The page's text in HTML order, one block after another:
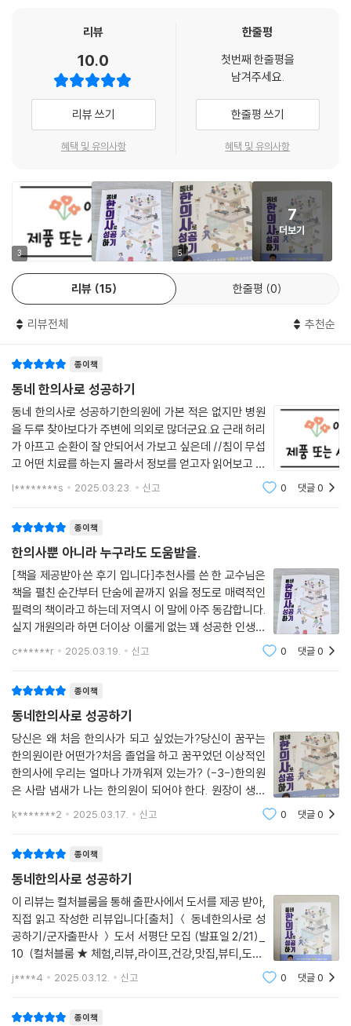
8장 전대성 원장의 팁
01: 구글 드라이브 활용하기
02: NAS 활용하기
03: 구글 원격 데스크톱 활용
04: 보험청구 앱 활용
06: 구글 데스크톱 드라이브
07: 미리캔버스의 활용
08: 알리고 문자의 활용
09: 챗GPT의 활용
10: Atlas앱과 Muscle premium 앱 활용
11: 설진의 활용
12: 매 분기 성과표 활용
13: OCR 텍스트 스캐너와 ClrScanner, 모바일 팩스 앱 활용
15: 네이버 예약 & 톡톡
17: 경비 계산
18: 노무관련
19: 네이버 메모의 활용
20: 신규직원 온보딩 프로세스
21: 비대면용 설문지
22: 비대면 결제 앱 활용(결제선생 등)
에필로그: 한의학 경영, 그 두 번째 도전
끈기다. 이러한 가치를 바탕으로 한의원 경영을 발전시켜 나간다면, 더 나
리뷰
10.0
리뷰 쓰기
혜택 및 유의사항
한줄평
첫번째 한줄평을
남겨주세요.
한줄평 쓰기
혜택 및 유의사항
3 5
7
더보기
리뷰 15 한줄평 0
리뷰전체 추천순
종이책
동네 한의사로 성공하기
동네 한의사로 성공하기한의원에 가본 적은 없지만 병원
을 두루 찾아보다가 주변에 의외로 많더군요.요 근래 허리
가 아프고 순환이 잘 안되어서 가보고 싶은데 //침이 무섭
고 어떤 치료를 하는지 몰라서 정보를 얻고자 읽어보고 싶
었는데 컬처 블룸을 통해 좋은 기회를 얻어 읽어보았어요.
l********s 2025.03.23. 신고 0 댓글0
종이책
한의사뿐 아니라 누구라도 도움받을.
[책을 제공받아 쓴 후기 입니다]추천사를 쓴 한 교수님은
책을 펼친 순간부터 단숨에 끝까지 읽을 정도로 매력적인
필력의 책이라고 하는데 저역시 이 말에 아주 동감합니다.
실지 개원의라 하면 더이상 이룰게 없는 꽤 성공한 인생이
라 자부하고 멈춰 있을법도 한데 끊임없는 자아 성찰과 공
c******r 2025.03.19. 신고 0 댓글0
종이책
동네한의사로 성공하기
당신은 왜 처음 한의사가 되고 싶었는가?당신이 꿈꾸는
한의원이란 어떤가?처음 졸업을 하고 꿈꾸었던 이상적인
한의사에 우리는 얼마나 가까워져 있는가? (-3-)한의원
은 사람 냄새가 나는 한의원이 되어야 한다. 원장이 생각
나서라도 찾는 한의원이 되어야 한다. 원장이 가장 기억이
k*******2 2025.03.17. 신고 0 댓글0
종이책
동네한의사로 성공하기
이 리뷰는 컬처블룸을 통해 출판사에서 도서를 제공 받아,
직접 읽고 작성한 리뷰입니다[출처] ＜ 동네한의사로 성
공하기/군자출판사 ＞ 도서 서평단 모집 (발표일 2/21)_
10 (컬처블룸★체험,리뷰,라이프,건강,맛집,뷰티,도서,
영화,공연전시) | 작성자 미쉘k책의 서문에 적힌 대로 요
즘 돌아보면 널린 게 한의원이고 병원이라는 말에 공감갑
j****4 2025.03.12. 신고 0 댓글0
종이책